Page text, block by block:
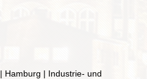
| Hamburg | Industrie- und